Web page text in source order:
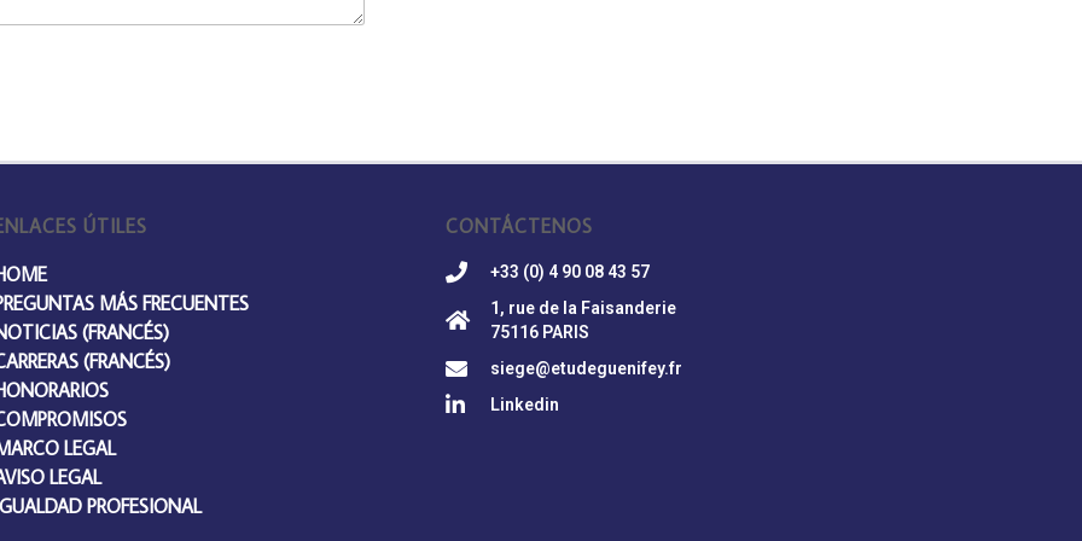
ÚTILES
MÁS FRECUENTES
(FRANCÉS)
(FRANCÉS)
LEGAL
LEGAL
PROFESIONAL
CONTÁCTENOS
+33 (0) 4 90 08 43 57
1, rue de la Faisanderie
75116 PARIS
siege@etudeguenifey.fr
Linkedin